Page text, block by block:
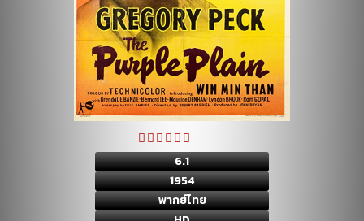
6.1
1954
พากย์ไทย